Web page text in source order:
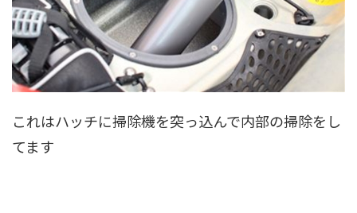
これはハッチに掃除機を突っ込んで内部の掃除をし
てます